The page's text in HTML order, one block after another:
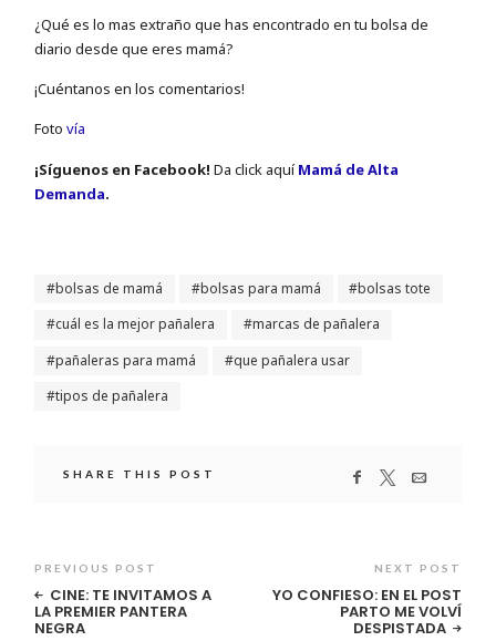
¿Qué es lo mas extraño que has encontrado en tu bolsa de
diario desde que eres mamá?
¡Cuéntanos en los comentarios!
Fotovía
¡Sí­guenos en Facebook! Da click aquíMamá de Alta
Demanda.
bolsas de mamá bolsas para mamá
bolsas tote
cuál es la mejor pañalera
marcas de pañalera
pañaleras para mamá
que pañalera usar
tipos de pañalera
SHARE THIS POST
PREVIOUS POST
CINE: TE INVITAMOS A
LA PREMIER PANTERA
NEGRA
NEXT POST
YO CONFIESO: EN EL POST
PARTO ME VOLVÍ
DESPISTADA